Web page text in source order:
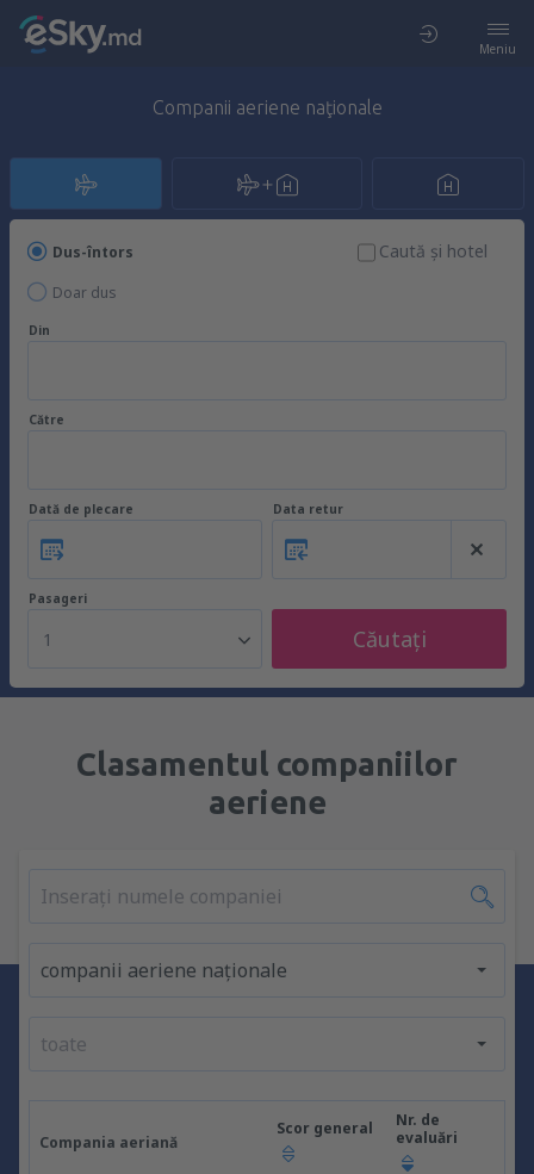
Meniu
Companii aeriene naţionale
Dus-întors
Doar dus
Caută şi hotel
Din
Către
Dată de plecare Data retur
Pasageri
1 Căutați
Clasamentul companiilor
aeriene
companii aeriene naționale
toate
Compania aeriană
Scor general
Nr. de
evaluări